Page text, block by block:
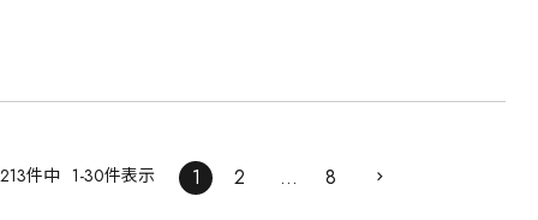
213件中 1-30件表示 1 2 … 8